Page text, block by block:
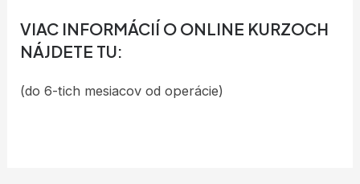
VIAC INFORMÁCIÍ O ONLINE KURZOCH
NÁJDETE TU:
(do 6-tich mesiacov od operácie)